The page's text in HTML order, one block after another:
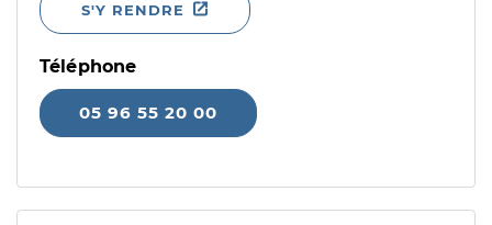
S'Y RENDRE
Téléphone
05 96 55 20 00